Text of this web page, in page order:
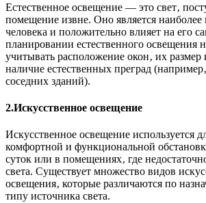
Естественное освещение — это свет‚
помещение извне. Оно является
человека и положительно влияет на его
планировании естественного освещения
учитывать расположение окон‚ их размер
наличие естественных преград
соседних зданий).
2.Искусственное освещение
Искусственное освещение используется
комфортной и функциональной
суток или в помещениях‚ где
света. Существует множество видов
освещения‚ которые различаются по
типу источника света.